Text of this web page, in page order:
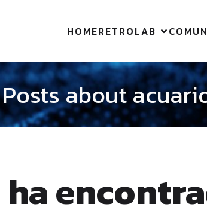
HOMERETROLAB
Posts about
ha